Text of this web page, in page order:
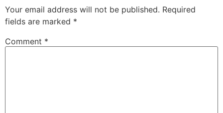
Your email address will not be published. Required
fields are marked *
Comment *